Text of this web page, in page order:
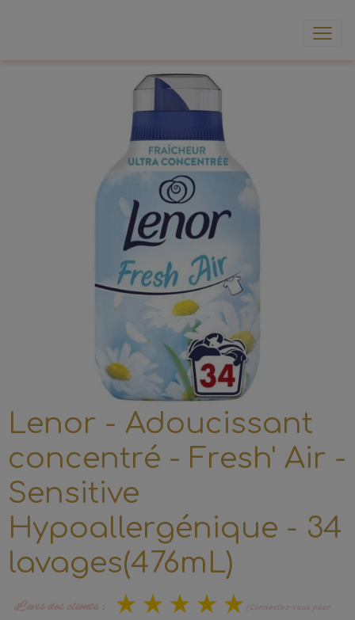
Lenor - Adoucissant
concentré - Fresh' Air -
Sensitive
Hypoallergénique - 34
lavages(476mL)
L’avis des clients :
(Connectez-vous pour